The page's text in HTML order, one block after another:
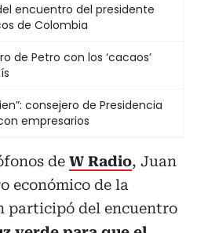
encuentro del presidente
de Colombia
de Petro con los ‘cacaos’
consejero de Presidencia
empresarios
de W Radio, Juan
económico de la
participó del encuentro